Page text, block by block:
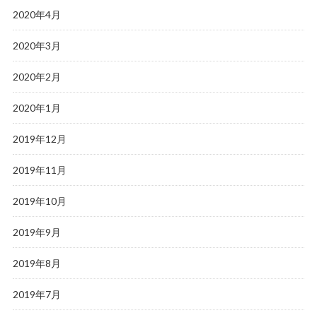
2020年4月
2020年3月
2020年2月
2020年1月
2019年12月
2019年11月
2019年10月
2019年9月
2019年8月
2019年7月